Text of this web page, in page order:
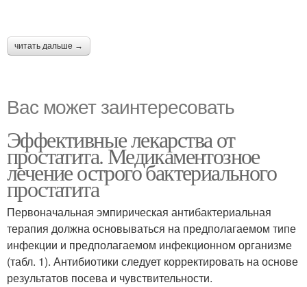
читать дальше →
Вас может заинтересовать
Эффективные лекарства от
простатита. Медикаментозное
лечение острого бактериального
простатита
Первоначальная эмпирическая антибактериальная
терапия должна основываться на предполагаемом типе
инфекции и предполагаемом инфекционном организме
(табл. 1). Антибиотики следует корректировать на основе
результатов посева и чувствительности.